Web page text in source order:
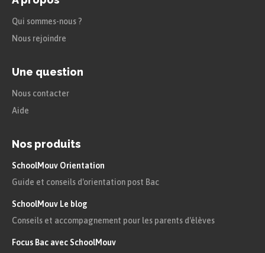
Qui sommes-nous ?
Nous rejoindre
Une question
Nous contacter
Aide
Nos produits
SchoolMouv Orientation
Guide et conseils d'orientation post Bac
SchoolMouv Le blog
Conseils et accompagnement pour les parents d'élèves
Focus Bac avec SchoolMouv